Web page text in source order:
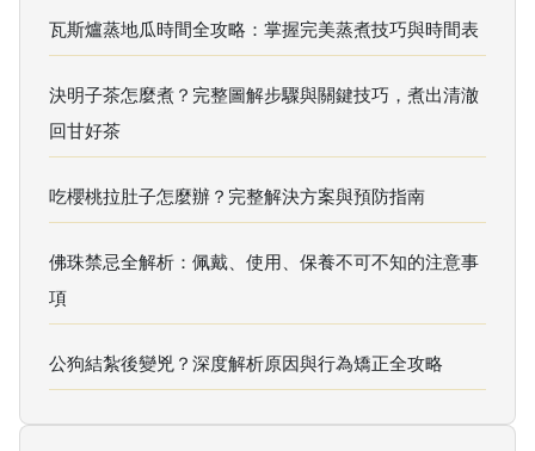
瓦斯爐蒸地瓜時間全攻略：掌握完美蒸煮技巧與時間表
決明子茶怎麼煮？完整圖解步驟與關鍵技巧，煮出清澈
回甘好茶
吃櫻桃拉肚子怎麼辦？完整解決方案與預防指南
佛珠禁忌全解析：佩戴、使用、保養不可不知的注意事
項
公狗結紮後變兇？深度解析原因與行為矯正全攻略